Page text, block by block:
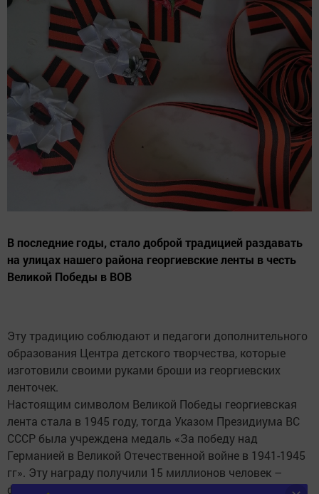
В последние годы, стало доброй традицией раздавать
на улицах нашего района георгиевские ленты в честь
Великой Победы в ВОВ
Эту традицию соблюдают и педагоги дополнительного
образования Центра детского творчества, которые
изготовили своими руками броши из георгиевских
ленточек.
Настоящим символом Великой Победы георгиевская
лента стала в 1945 году, тогда Указом Президиума ВС
СССР была учреждена медаль «За победу над
Германией в Великой Отечественной войне в 1941-1945
гг». Эту награду получили 15 миллионов человек –
фронтовиков и тружеников тыла. К медали также